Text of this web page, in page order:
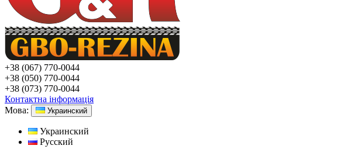
+38 (067) 770-0044
+38 (050) 770-0044
+38 (073) 770-0044
Контактна інформація
Мова:
Украинский
Украинский
Русский